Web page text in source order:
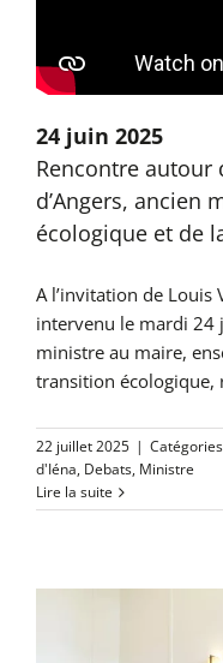
24 juin 2025
Rencontre autour
d’Angers, ancien
écologique et de
A l’invitation de Louis
intervenu le mardi 24
ministre au maire,
transition écologique,
22 juillet 2025 |
d'Iéna, Debats, Ministre
Lire la suite